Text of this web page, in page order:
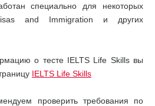
специально для некоторых
and Immigration и других
о тесте IELTS Life Skills вы
IELTS Life Skills
проверить требования по